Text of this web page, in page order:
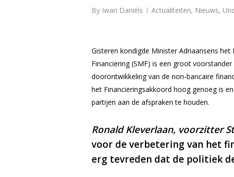
By Iwan Daniëls Actualiteiten, Nieuws,
Gisteren kondigde Minister Adriaansens
Financiering (SMF) is een groot
doorontwikkeling van de non-bancaire
het Financieringsakkoord hoog genoeg is
partijen aan de afspraken te houden.
Ronald Kleverlaan, voorzitter
voor de verbetering van het
erg tevreden dat de politiek